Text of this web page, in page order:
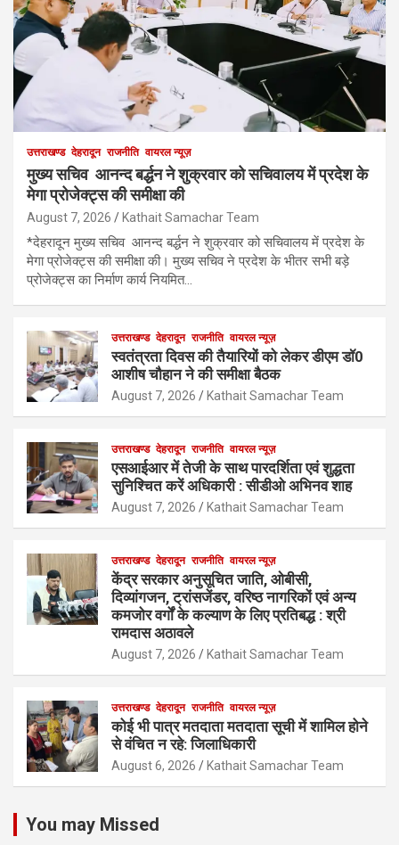
उत्तराखण्ड देहरादून राजनीति वायरल न्यूज़
मुख्य सचिव आनन्द बर्द्धन ने शुक्रवार को सचिवालय में प्रदेश के
मेगा प्रोजेक्ट्स की समीक्षा की
August 7, 2026 Kathait Samachar Team
*देहरादून मुख्य सचिव आनन्द बर्द्धन ने शुक्रवार को सचिवालय में प्रदेश के
मेगा प्रोजेक्ट्स की समीक्षा की। मुख्य सचिव ने प्रदेश के भीतर सभी बड़े
प्रोजेक्ट्स का निर्माण कार्य नियमित…
उत्तराखण्ड देहरादून राजनीति वायरल न्यूज़
स्वतंत्रता दिवस की तैयारियों को लेकर डीएम डॉ0
आशीष चौहान ने की समीक्षा बैठक
August 7, 2026 Kathait Samachar Team
उत्तराखण्ड देहरादून राजनीति वायरल न्यूज़
एसआईआर में तेजी के साथ पारदर्शिता एवं शुद्धता
सुनिश्चित करें अधिकारी : सीडीओ अभिनव शाह
August 7, 2026 Kathait Samachar Team
उत्तराखण्ड देहरादून राजनीति वायरल न्यूज़
केंद्र सरकार अनुसूचित जाति, ओबीसी,
दिव्यांगजन, ट्रांसजेंडर, वरिष्ठ नागरिकों एवं अन्य
कमजोर वर्गों के कल्याण के लिए प्रतिबद्ध : श्री
रामदास अठावले
August 7, 2026 Kathait Samachar Team
उत्तराखण्ड देहरादून राजनीति वायरल न्यूज़
कोई भी पात्र मतदाता मतदाता सूची में शामिल होने
से वंचित न रहे: जिलाधिकारी
August 6, 2026 Kathait Samachar Team
You may Missed